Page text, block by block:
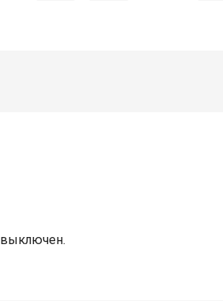
выключен.